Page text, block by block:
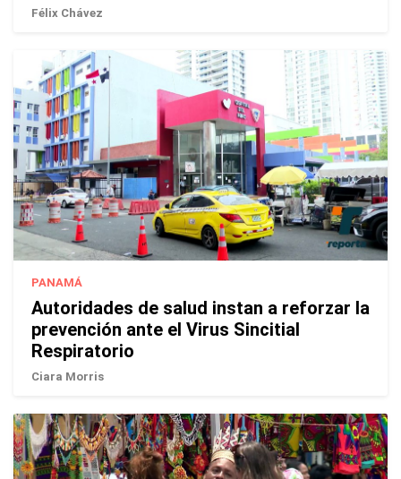
Félix Chávez
PANAMÁ
Autoridades de salud instan a reforzar la
prevención ante el Virus Sincitial
Respiratorio
Ciara Morris